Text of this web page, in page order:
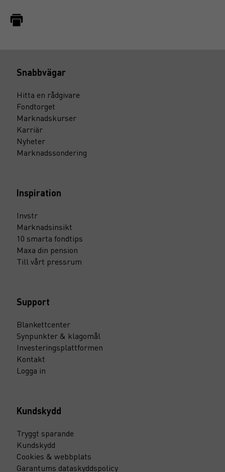
Snabbvägar
Hitta en rådgivare
Fondtorget
Marknadskurser
Karriär
Nyheter
Marknadssondering
Inspiration
Invstr
Marknadsinsikt
10 smarta fondtips
Maxa din pension
Till vårt pressrum
Support
Blankettcenter
Synpunkter & klagomål
Investeringsplattformen
Kontakt
Logga in
Kundskydd
Tryggt sparande
Kundskydd
Cookies & webbplats
Garantums dataskyddspolicy